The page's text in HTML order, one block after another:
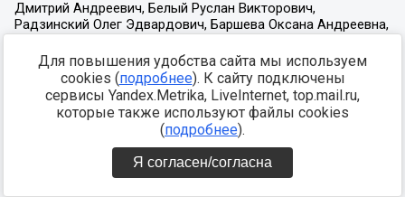
Для повышения удобства сайта мы используем
cookies (подробнее). К сайту подключены
сервисы Yandex.Metrika, LiveInternet, top.mail.ru,
которые также используют файлы cookies
(подробнее).
Я согласен/согласна